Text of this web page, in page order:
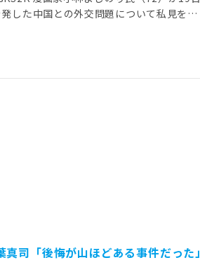
した中国との外交問題について私見を述
司「後悔が山ほどある事件だった」